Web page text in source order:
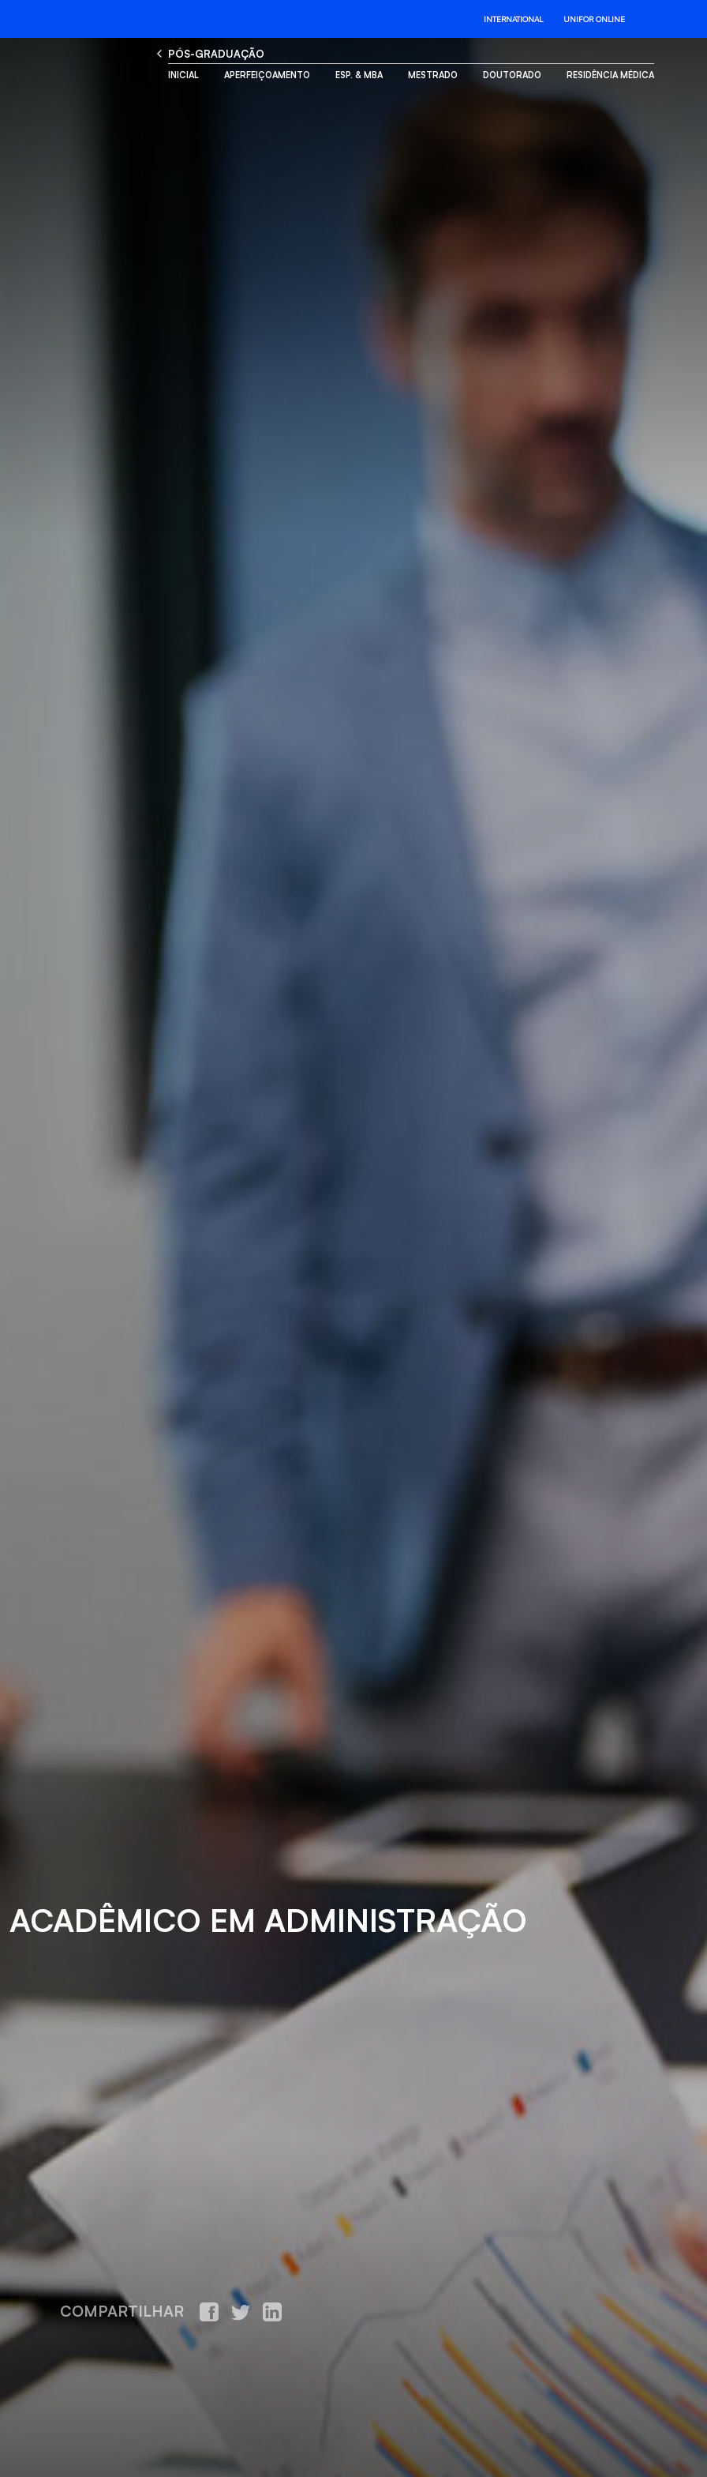
INTERNATIONAL UNIFOR ONLINE
PÓS-GRADUAÇÃO
INICIAL APERFEIÇOAMENTO ESP. & MBA MESTRADO DOUTORADO RESIDÊNCIA MÉDICA
ACADÊMICO EM ADMINISTRAÇÃO
COMPARTILHAR